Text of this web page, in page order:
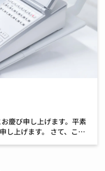
慶び申し上げます。平素
し上げます。 さて、この